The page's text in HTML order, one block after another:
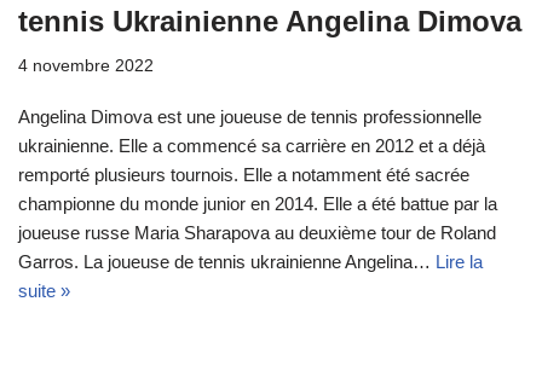
tennis Ukrainienne Angelina Dimova
4 novembre 2022
Angelina Dimova est une joueuse de tennis professionnelle
ukrainienne. Elle a commencé sa carrière en 2012 et a déjà
remporté plusieurs tournois. Elle a notamment été sacrée
championne du monde junior en 2014. Elle a été battue par la
joueuse russe Maria Sharapova au deuxième tour de Roland
Garros. La joueuse de tennis ukrainienne Angelina… Lire la
suite »